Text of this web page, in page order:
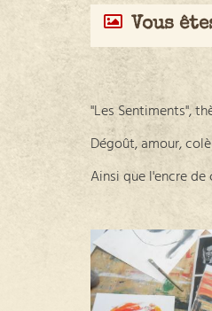
Vous
"Les Sentiments",
Dégoût, amour,
Ainsi que l'encre